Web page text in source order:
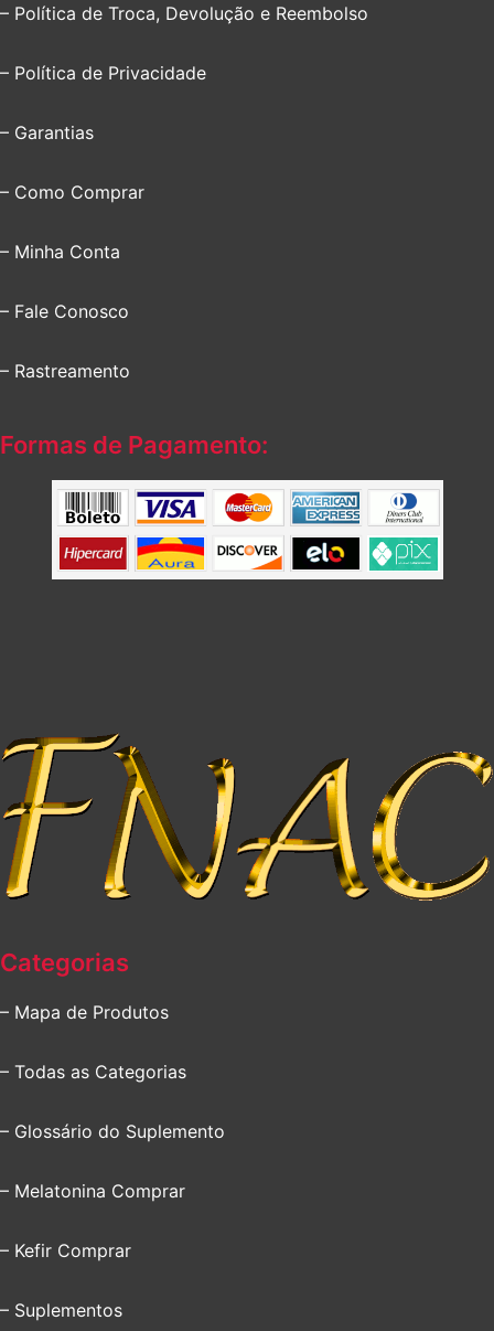
– Política de Troca, Devolução e Reembolso
– Política de Privacidade
– Garantias
– Como Comprar
– Minha Conta
– Fale Conosco
– Rastreamento
Formas de Pagamento:
Categorias
– Mapa de Produtos
– Todas as Categorias
– Glossário do Suplemento
– Melatonina Comprar
– Kefir Comprar
– Suplementos